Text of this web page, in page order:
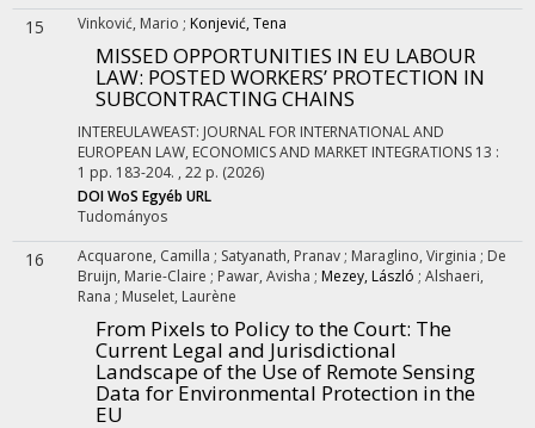
15 Vinković, Mario ; Konjević, Tena
MISSED OPPORTUNITIES IN EU LABOUR
LAW: POSTED WORKERS’ PROTECTION IN
SUBCONTRACTING CHAINS
INTEREULAWEAST: JOURNAL FOR INTERNATIONAL AND
EUROPEAN LAW, ECONOMICS AND MARKET INTEGRATIONS 13 :
1 pp. 183-204. , 22 p. (2026)
DOIWoS Egyéb URL
Tudományos
16 Acquarone, Camilla ; Satyanath, Pranav ; Maraglino, Virginia ; De
Bruijn, Marie-Claire ; Pawar, Avisha ; Mezey, László ; Alshaeri,
Rana ; Muselet, Laurène
From Pixels to Policy to the Court: The
Current Legal and Jurisdictional
Landscape of the Use of Remote Sensing
Data for Environmental Protection in the
EU